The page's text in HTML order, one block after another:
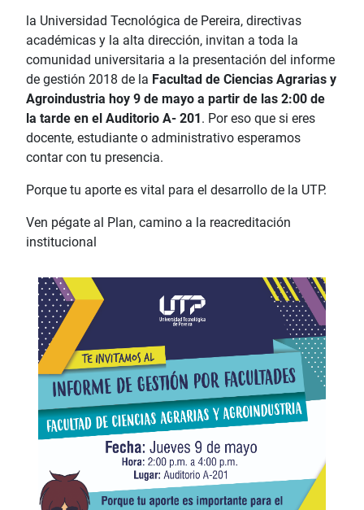
la Universidad Tecnológica de Pereira, directivas
académicas y la alta dirección, invitan a toda la
comunidad universitaria a la presentación del informe
de gestión 2018 de la Facultad de Ciencias Agrarias y
Agroindustria hoy 9 de mayo a partir de las 2:00 de
la tarde en el Auditorio A- 201. Por eso que si eres
docente, estudiante o administrativo esperamos
contar con tu presencia.
Porque tu aporte es vital para el desarrollo de la UTP.
Ven pégate al Plan, camino a la reacreditación
institucional